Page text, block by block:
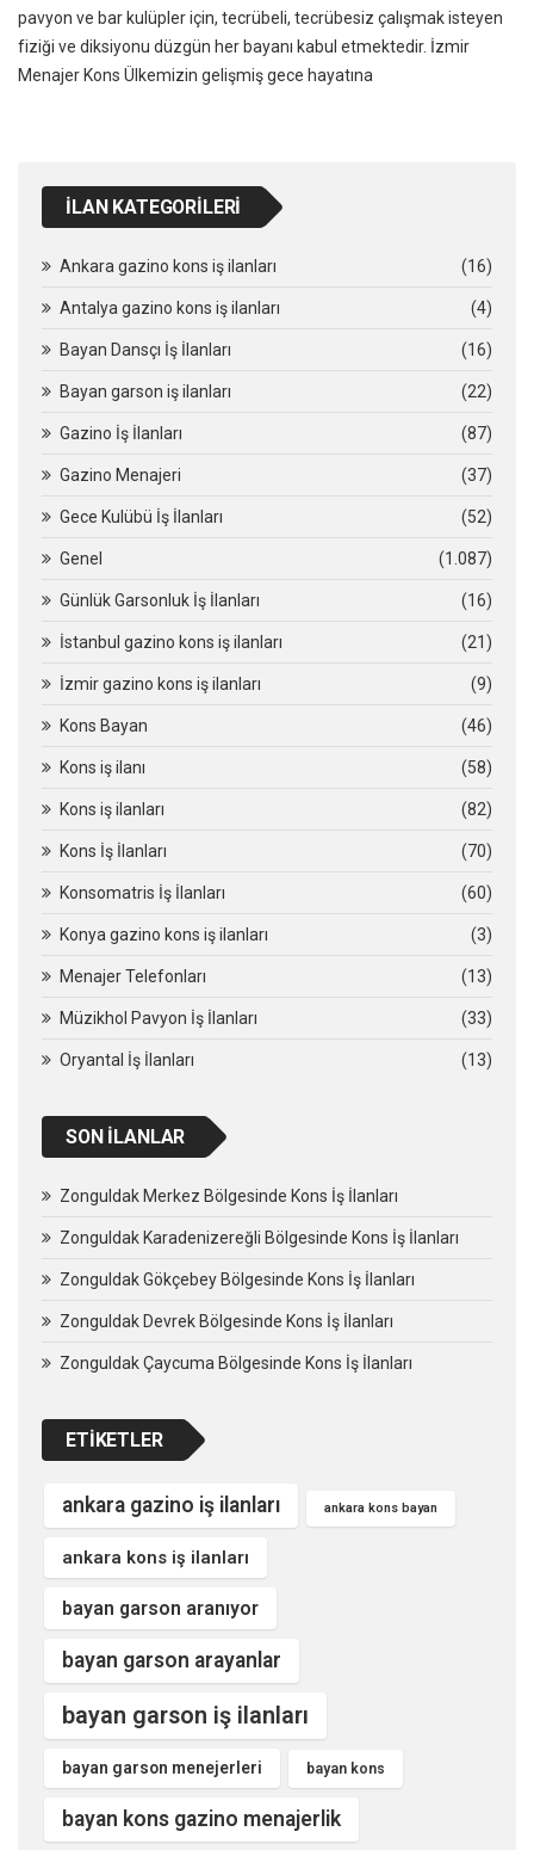
pavyon ve bar kulüpler için, tecrübeli, tecrübesiz çalışmak isteyen
fiziği ve diksiyonu düzgün her bayanı kabul etmektedir. İzmir
Menajer Kons Ülkemizin gelişmiş gece hayatına
İLAN KATEGORILERI
Ankara gazino kons iş ilanları (16)
Antalya gazino kons iş ilanları (4)
Bayan Dansçı İş İlanları (16)
Bayan garson iş ilanları (22)
Gazino İş İlanları (87)
Gazino Menajeri (37)
Gece Kulübü İş İlanları (52)
Genel (1.087)
Günlük Garsonluk İş İlanları (16)
İstanbul gazino kons iş ilanları (21)
İzmir gazino kons iş ilanları (9)
Kons Bayan (46)
Kons iş ilanı (58)
Kons iş ilanları (82)
Kons İş İlanları (70)
Konsomatris İş İlanları (60)
Konya gazino kons iş ilanları (3)
Menajer Telefonları (13)
Müzikhol Pavyon İş İlanları (33)
Oryantal İş İlanları (13)
SON İLANLAR
Zonguldak Merkez Bölgesinde Kons İş İlanları
Zonguldak Karadenizereğli Bölgesinde Kons İş İlanları
Zonguldak Gökçebey Bölgesinde Kons İş İlanları
Zonguldak Devrek Bölgesinde Kons İş İlanları
Zonguldak Çaycuma Bölgesinde Kons İş İlanları
ETIKETLER
ankara gazino iş ilanları ankara kons bayan
ankara kons iş ilanları
bayan garson aranıyor
bayan garson arayanlar
bayan garson iş ilanları
bayan garson menejerleri bayan kons
bayan kons gazino menajerlik